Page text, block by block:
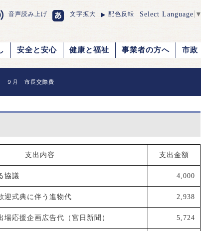
音声読み上げ 文字拡大 配色反転 Select Language ▼
安全と安心 健康と福祉 事業者の方へ 市政
９月 市長交際費
支出内容 支出金額
協議 4,000
迎式典に伴う進物代 2,938
応援企画広告代（宮日新聞） 5,724